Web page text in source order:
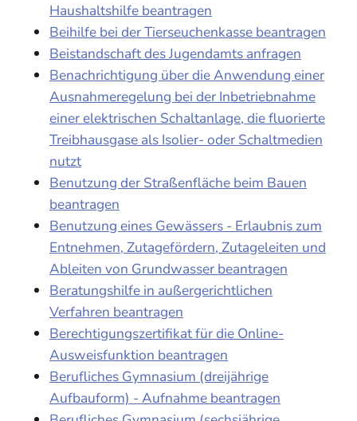
Haushaltshilfe beantragen
Beihilfe bei der Tierseuchenkasse beantragen
Beistandschaft des Jugendamts anfragen
Benachrichtigung über die Anwendung einer
Ausnahmeregelung bei der Inbetriebnahme
einer elektrischen Schaltanlage, die fluorierte
Treibhausgase als Isolier- oder Schaltmedien
nutzt
Benutzung der Straßenfläche beim Bauen
beantragen
Benutzung eines Gewässers - Erlaubnis zum
Entnehmen, Zutagefördern, Zutageleiten und
Ableiten von Grundwasser beantragen
Beratungshilfe in außergerichtlichen
Verfahren beantragen
Berechtigungszertifikat für die Online-
Ausweisfunktion beantragen
Berufliches Gymnasium (dreijährige
Aufbauform) - Aufnahme beantragen